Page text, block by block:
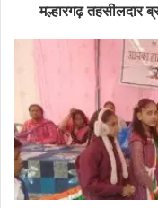
मल्हारगढ़ तहसीलदार